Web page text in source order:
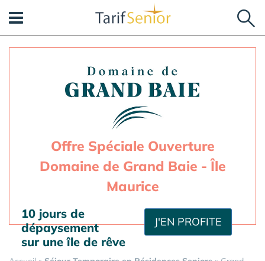
Offre Spéciale Ouverture
Domaine de Grand Baie - Île
Maurice
J'EN PROFITE
10 jours de
dépaysement
sur une île de rêve